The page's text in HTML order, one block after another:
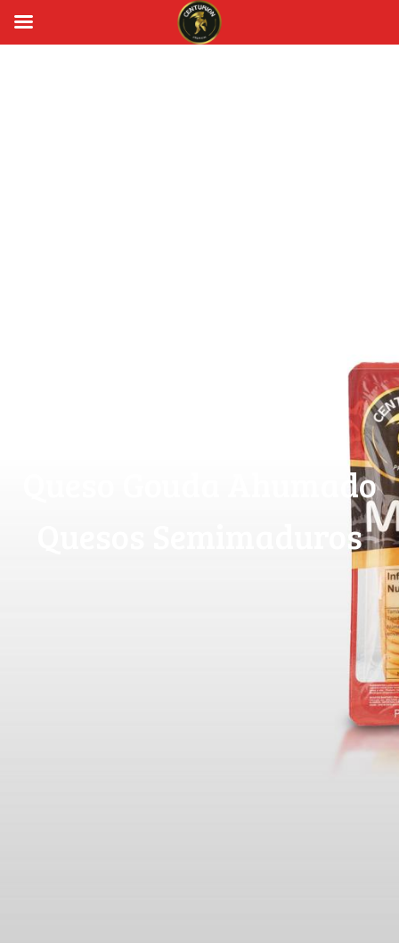
Queso Gouda Ahumado
Quesos Semimaduros